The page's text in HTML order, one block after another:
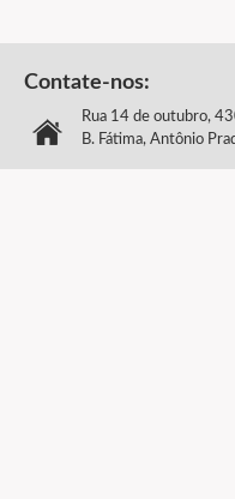
Contate-nos:
Rua 14 de outubro,
B. Fátima, Antônio